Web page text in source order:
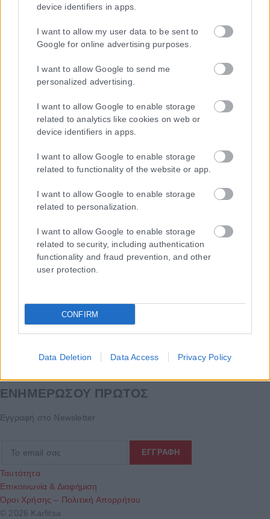
device identifiers in apps.
I want to allow my user data to be sent to
Google for online advertising purposes.
I want to allow Google to send me
personalized advertising.
I want to allow Google to enable storage
related to analytics like cookies on web or
device identifiers in apps.
I want to allow Google to enable storage
related to functionality of the website or app.
I want to allow Google to enable storage
related to personalization.
I want to allow Google to enable storage
related to security, including authentication
functionality and fraud prevention, and other
user protection.
CONFIRM
Data Deletion Data Access Privacy Policy
1ης Μαρτίου 2018 σχετικά με τα μέτρα για την αποτελεσματική
Μοναδικός αριθμός Μ.Η.Τ. 262048
ΤΑ ΠΡΩΤΟΣΕΛΙΔΑ ΣΗΜΕΡΑ
ΕΝΗΜΕΡΩΣΟΥ ΠΡΩΤΟΣ
Εγγραφή στο Newsletter
Ταυτότητα
Επικοινωνία & Διαφήμιση
Όροι Χρήσης – Πολιτική Απορρήτου
© 2026 Karfitsa